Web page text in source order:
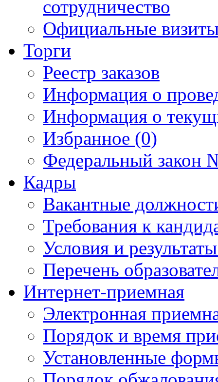
сотрудничество
Официальные
Торги
Реестр заказов
Информация о
Информация о
Избранное (0)
Федеральный закон
Кадры
Вакантные
Требования к
Условия и
Перечень
Интернет-приемная
Электронная
Порядок и время
Установленные